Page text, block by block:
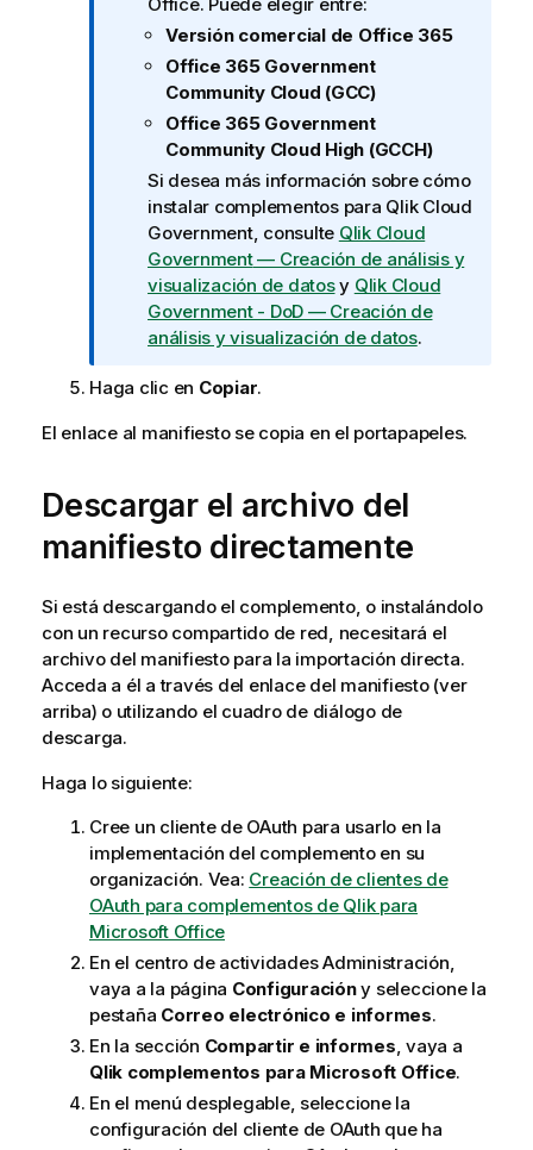
e
k
l
o
u
d
G
o
v
r
n
t
Versión comercial de Office 365
Office 365 Government
Community Cloud (GCC)
Office 365 Government
Community Cloud High (GCCH)
Si desea más información sobre cómo
instalar complementos para Qlik Cloud
Government, consulte Qlik Cloud
Government— Creación de análisis y
visualización de datosy Qlik Cloud
Government - DoD — Creación de
análisis y visualización de datos.
Haga clic en Copiar.
El enlace al manifiesto se copia en el portapapeles.
Descargar el archivo del
manifiesto directamente
Si está descargando el complemento, o instalándolo
con un recurso compartido de red, necesitará el
archivo del manifiesto para la importación directa.
Acceda a él a través del enlace del manifiesto (ver
arriba) o utilizando el cuadro de diálogo de
descarga.
Haga lo siguiente:
Cree un cliente de OAuth para usarlo en la
implementación del complemento en su
organización. Vea: Creación de clientes de
OAuth para complementos de Qlik para
Microsoft Office
En el centro de actividadesAdministración,
vaya a la página Configuracióny seleccione la
pestaña Correo electrónico e informes.
En la sección Compartir e informes, vaya a
Qlik complementos para Microsoft Office.
En el menú desplegable, seleccione la
configuración del cliente de OAuth que ha